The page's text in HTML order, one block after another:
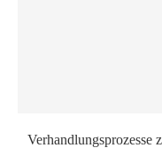
Verhandlungsprozesse